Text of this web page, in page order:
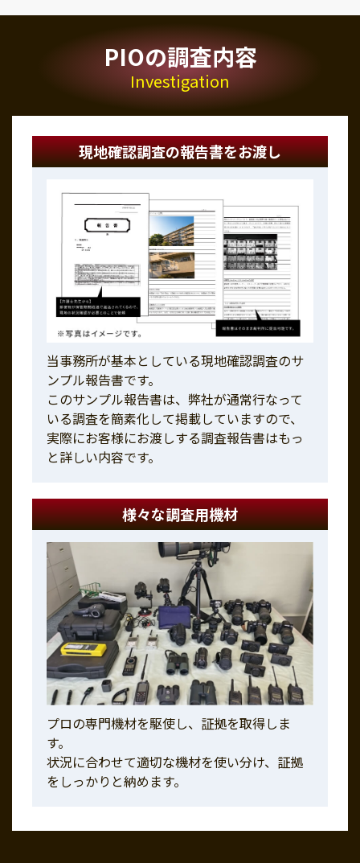
PIOの調査内容
Investigation
現地確認調査の報告書をお渡し
当事務所が基本としている現地確認調査のサ
ンプル報告書です。
このサンプル報告書は、弊社が通常行なって
いる調査を簡素化して掲載していますので、
実際にお客様にお渡しする調査報告書はもっ
と詳しい内容です。
様々な調査用機材
プロの専門機材を駆使し、証拠を取得しま
す。
状況に合わせて適切な機材を使い分け、証拠
をしっかりと納めます。